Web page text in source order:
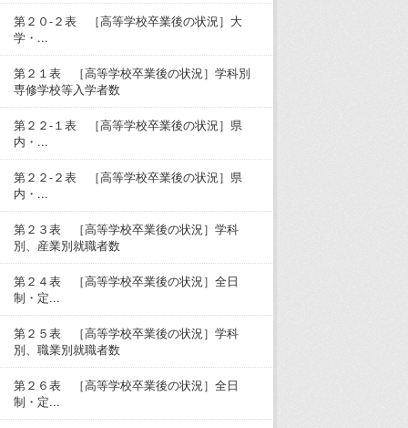
第２０-２表 ［高等学校卒業後の状況］大
学・...
第２１表 ［高等学校卒業後の状況］学科別
専修学校等入学者数
第２２-１表 ［高等学校卒業後の状況］県
内・...
第２２-２表 ［高等学校卒業後の状況］県
内・...
第２３表 ［高等学校卒業後の状況］学科
別、産業別就職者数
第２４表 ［高等学校卒業後の状況］全日
制・定...
第２５表 ［高等学校卒業後の状況］学科
別、職業別就職者数
第２６表 ［高等学校卒業後の状況］全日
制・定...